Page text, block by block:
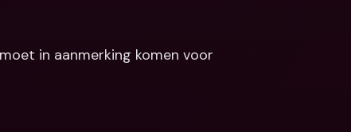
in aanmerking komen voor